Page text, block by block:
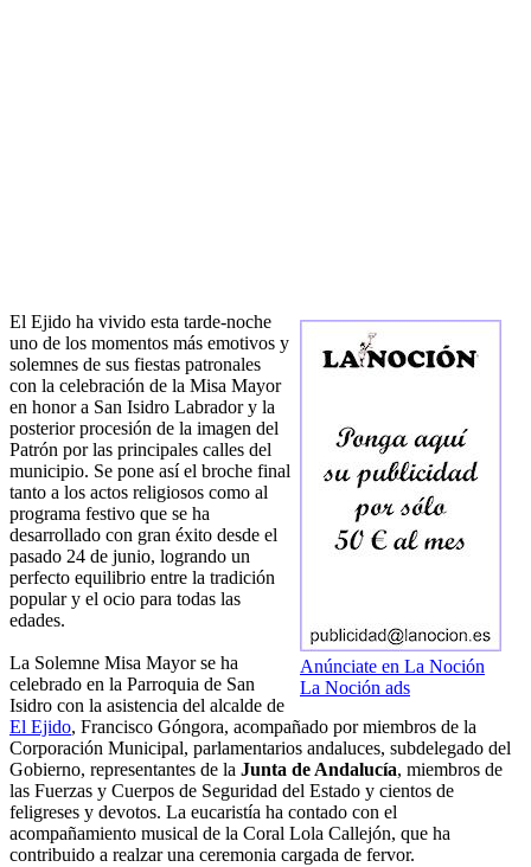
Anúnciate en La Noción
La Noción ads
El Ejido ha vivido esta tarde-noche
uno de los momentos más emotivos y
solemnes de sus fiestas patronales
con la celebración de la Misa Mayor
en honor a San Isidro Labrador y la
posterior procesión de la imagen del
Patrón por las principales calles del
municipio. Se pone así el broche final
tanto a los actos religiosos como al
programa festivo que se ha
desarrollado con gran éxito desde el
pasado 24 de junio, logrando un
perfecto equilibrio entre la tradición
popular y el ocio para todas las
edades.
La Solemne Misa Mayor se ha
celebrado en la Parroquia de San
Isidro con la asistencia del alcalde de
El Ejido, Francisco Góngora, acompañado por miembros de la
Corporación Municipal, parlamentarios andaluces, subdelegado del
Gobierno, representantes de la Junta de Andalucía, miembros de
las Fuerzas y Cuerpos de Seguridad del Estado y cientos de
feligreses y devotos. La eucaristía ha contado con el
acompañamiento musical de la Coral Lola Callejón, que ha
contribuido a realzar una ceremonia cargada de fervor.